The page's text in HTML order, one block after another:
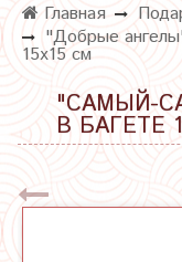
Главная
"Добрые
15х15 см
"САМЫЙ-
В БАГЕТЕ